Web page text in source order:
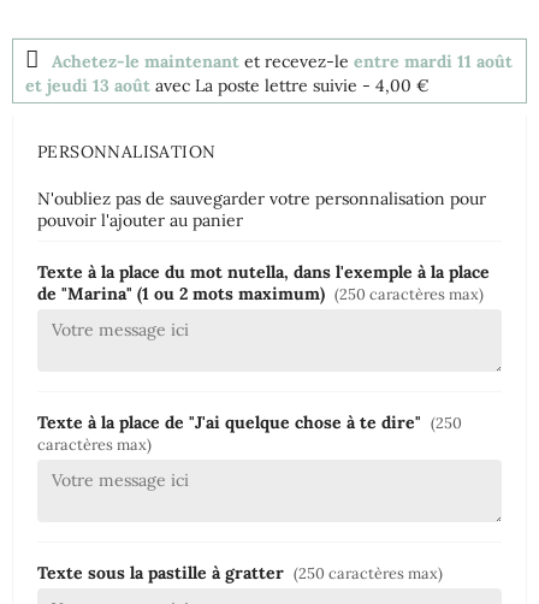
Achetez-le maintenant et recevez-le entre mardi 11 août
et jeudi 13 août avec La poste lettre suivie - 4,00 €
PERSONNALISATION
N'oubliez pas de sauvegarder votre personnalisation pour
pouvoir l'ajouter au panier
Texte à la place du mot nutella, dans l'exemple à la place
de "Marina" (1 ou 2 mots maximum) (250 caractères max)
Texte à la place de "J'ai quelque chose à te dire" (250
caractères max)
Texte sous la pastille à gratter (250 caractères max)